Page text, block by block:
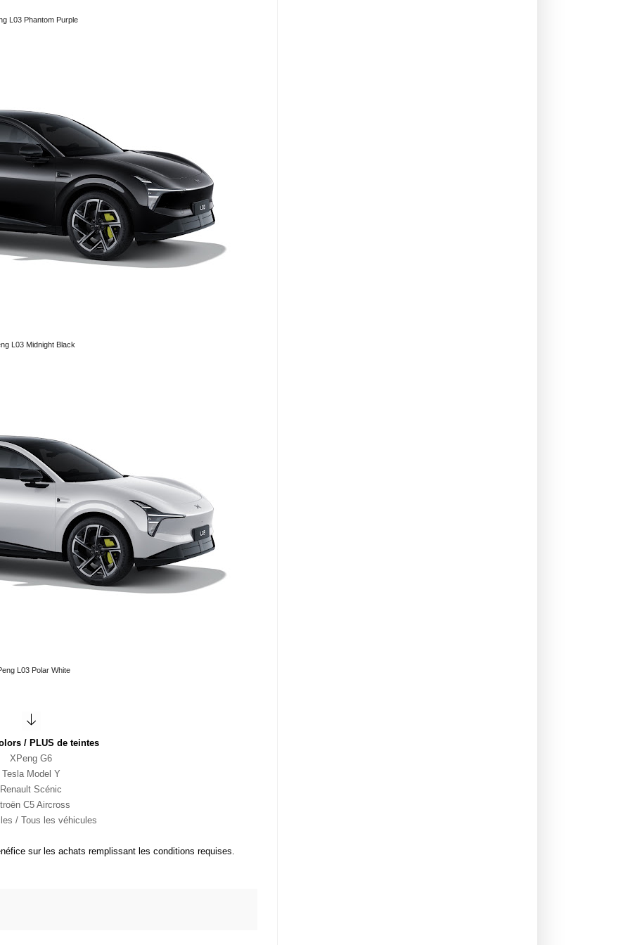
L03 Phantom Purple
L03 Midnight Black
L03 Polar White
/ PLUS de teintes
XPeng G6
Tesla Model Y
Renault Scénic
C5 Aircross
/ Tous les véhicules
sur les achats remplissant les conditions requises.